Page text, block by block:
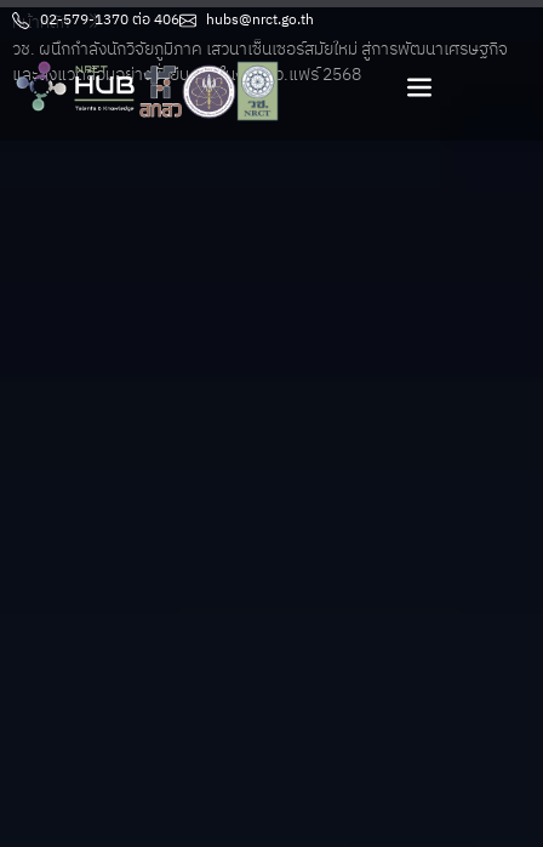
02-579-1370 ต่อ 406 hubs@nrct.go.th
หน้าหลัก
วช. ผนึกกำลังนักวิจัยภูมิภาค เสวนาเซ็นเซอร์สมัยใหม่ สู่การพัฒนาเศรษฐกิจ
และสิ่งแวดล้อมอย่างยั่งยืน ภายในงาน อว.แฟร์ 2568